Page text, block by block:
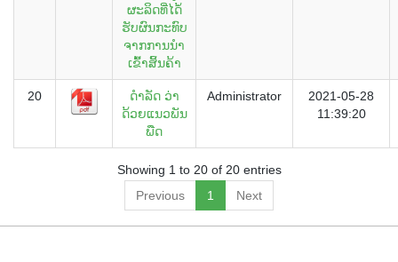
ຜະລິດທີ່ໄດ້່
ຮັບຜົນກະທົບ
ຈາກການນຳ
ເຂົ້າສິ້ນຄ້າ
20
ດໍາລັດ ວ່າ
ດ້ວຍແນວພັນ
ພືດ
Administrator
2021-05-28
11:39:20
Showing 1 to 20 of 20 entries
Previous
1 Next